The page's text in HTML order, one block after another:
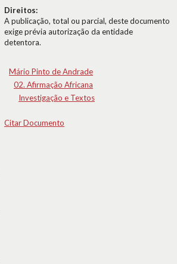
Direitos:
A publicação, total ou parcial, deste documento
exige prévia autorização da entidade
detentora.
Mário Pinto de Andrade
02. Afirmação Africana
Investigação e Textos
Citar Documento